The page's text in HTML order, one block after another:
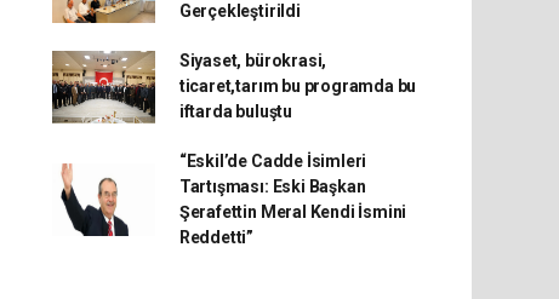
Gerçekleştirildi
Siyaset, bürokrasi,
ticaret,tarım bu programda bu
iftarda buluştu
“Eskil’de Cadde İsimleri
Tartışması: Eski Başkan
Şerafettin Meral Kendi İsmini
Reddetti”